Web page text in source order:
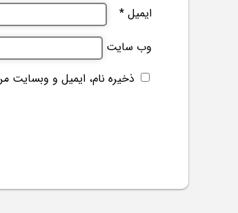
ایمیل *
وب‌ سایت
ذخیره نام، ایمیل و وبسایت